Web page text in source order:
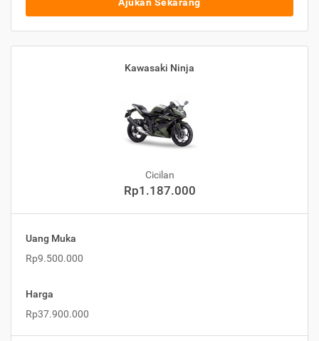
Ajukan Sekarang
Kawasaki Ninja
Cicilan
Rp1.187.000
Uang Muka
Rp9.500.000
Harga
Rp37.900.000